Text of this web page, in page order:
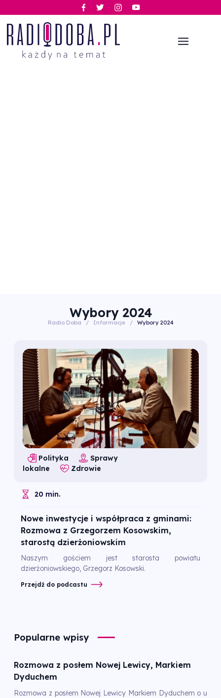
Wybory 2024
Radio Doba / Informacje / Wybory 2024
Polityka
Sprawy
lokalne
Zdrowie
20 min.
Nowe inwestycje i współpraca z gminami:
Rozmowa z Grzegorzem Kosowskim,
starostą dzierżoniowskim
Naszym gościem jest starosta powiatu
dzierżoniowskiego, Grzegorz Kosowski.
Przejdź do podcastu
Popularne wpisy
Rozmowa z posłem Nowej Lewicy, Markiem
Dyduchem
Rozmowa z posłem Nowej Lewicy Markiem Dyduchem o u